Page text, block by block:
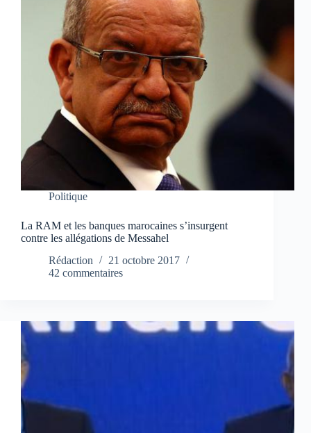
Politique
La RAM et les banques marocaines s’insurgent
contre les allégations de Messahel
Rédaction
21 octobre 2017
42 commentaires